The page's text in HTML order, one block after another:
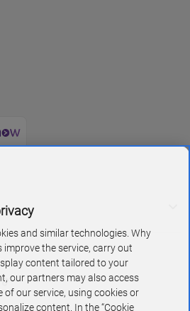
and similar technologies. Why
improve the service, carry out
content tailored to your
our partners may also access
our service, using cookies or
content. In the “Cookie